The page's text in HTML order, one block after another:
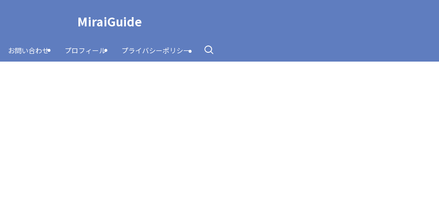
MiraiGuide
お問い合わせ プロフィール プライバシーポリシー